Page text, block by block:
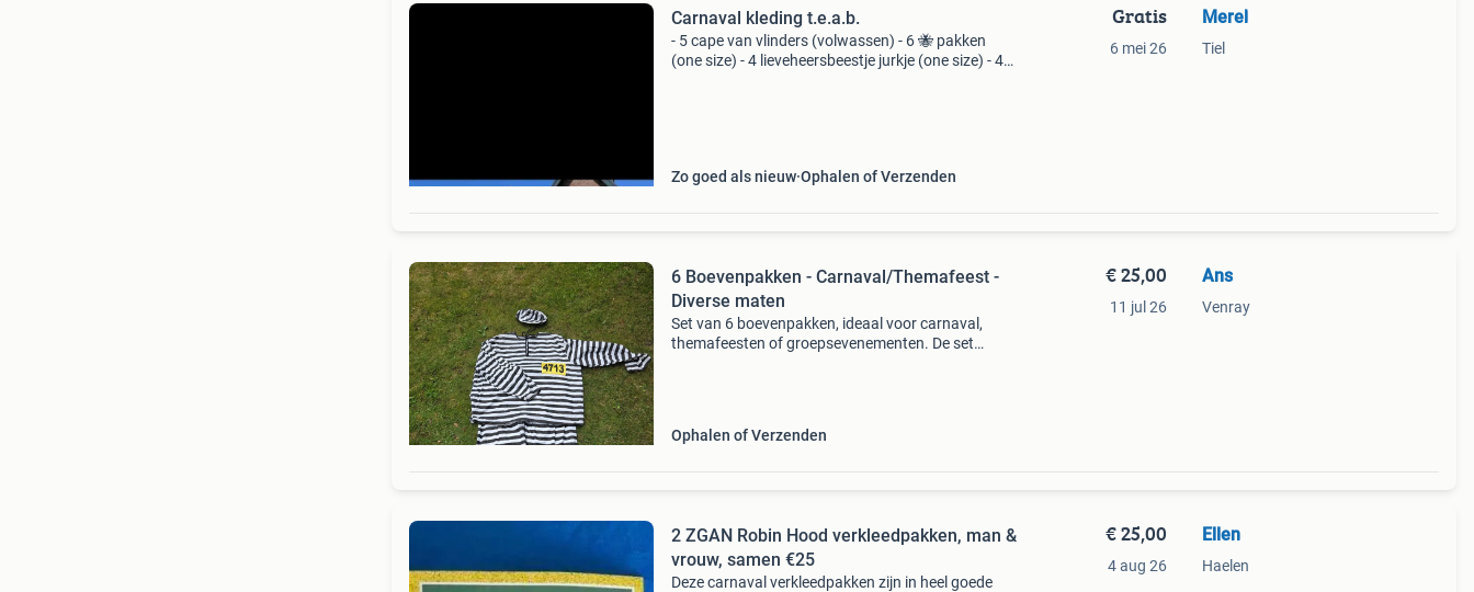
Carnaval kleding t.e.a.b.
- 5 cape van vlinders (volwassen) - 6 🐝 pakken
(one size) - 4 lieveheersbeestje jurkje (one size) - 4
Zo goed als nieuw Ophalen of Verzenden
Gratis
6 mei 26
Merel
Tiel
6 Boevenpakken - Carnaval/Themafeest -
Diverse maten
Set van 6 boevenpakken, ideaal voor carnaval,
themafeesten of groepsevenementen. De set
Ophalen of Verzenden
€ 25,00
11 jul 26
Ans
Venray
2 ZGAN Robin Hood verkleedpakken, man &
vrouw, samen €25
Deze carnaval verkleedpakken zijn in heel goede
€ 25,00
4 aug 26
Ellen
Haelen